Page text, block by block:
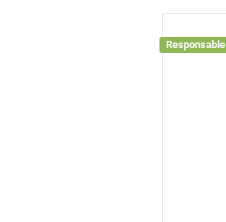
Responsable